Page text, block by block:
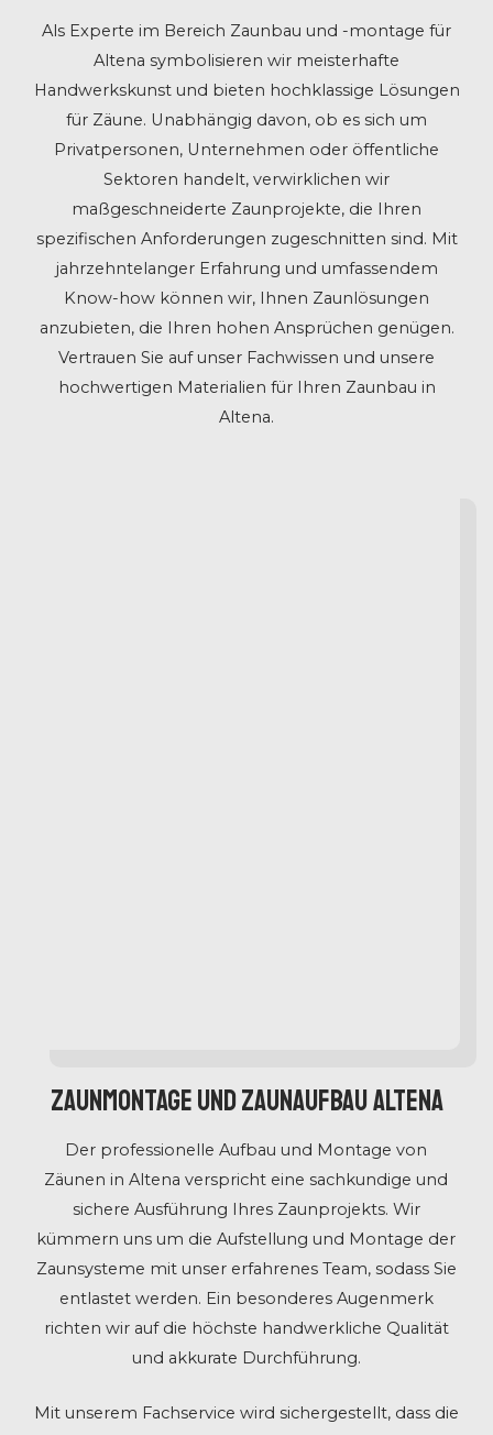
Als Experte im Bereich Zaunbau und -montage für
Altena symbolisieren wir meisterhafte
Handwerkskunst und bieten hochklassige Lösungen
für Zäune. Unabhängig davon, ob es sich um
Privatpersonen, Unternehmen oder öffentliche
Sektoren handelt, verwirklichen wir
maßgeschneiderte Zaunprojekte, die Ihren
spezifischen Anforderungen zugeschnitten sind. Mit
jahrzehntelanger Erfahrung und umfassendem
Know-how können wir, Ihnen Zaunlösungen
anzubieten, die Ihren hohen Ansprüchen genügen.
Vertrauen Sie auf unser Fachwissen und unsere
hochwertigen Materialien für Ihren Zaunbau in
Altena.
Zaunmontage und Zaunaufbau Altena
Der professionelle Aufbau und Montage von
Zäunen in Altena verspricht eine sachkundige und
sichere Ausführung Ihres Zaunprojekts. Wir
kümmern uns um die Aufstellung und Montage der
Zaunsysteme mit unser erfahrenes Team, sodass Sie
entlastet werden. Ein besonderes Augenmerk
richten wir auf die höchste handwerkliche Qualität
und akkurate Durchführung.
Mit unserem Fachservice wird sichergestellt, dass die